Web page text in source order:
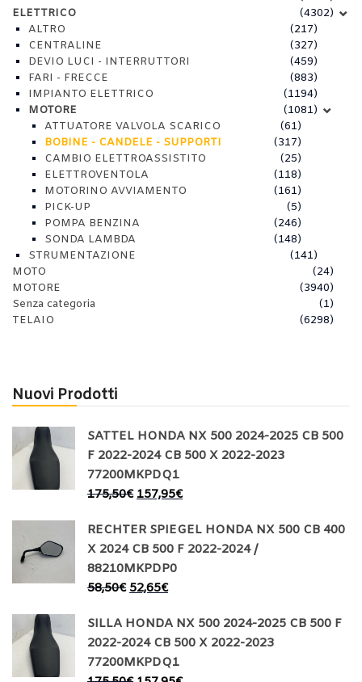
ELETTRICO
(4302)
ALTRO
(217)
CENTRALINE
(327)
DEVIO LUCI - INTERRUTTORI
(459)
FARI - FRECCE
(883)
IMPIANTO ELETTRICO
(1194)
MOTORE
(1081)
ATTUATORE VALVOLA SCARICO
(61)
BOBINE - CANDELE - SUPPORTI
(317)
CAMBIO ELETTROASSISTITO
(25)
ELETTROVENTOLA
(118)
MOTORINO AVVIAMENTO
(161)
PICK-UP
(5)
POMPA BENZINA
(246)
SONDA LAMBDA
(148)
STRUMENTAZIONE
(141)
MOTO
(24)
MOTORE
(3940)
Senza categoria
(1)
TELAIO
(6298)
Nuovi Prodotti
SATTEL HONDA NX 500 2024-2025 CB 500
F 2022-2024 CB 500 X 2022-2023
77200MKPDQ1
175,50€ 157,95€
RECHTER SPIEGEL HONDA NX 500 CB 400
X 2024 CB 500 F 2022-2024 /
88210MKPDP0
58,50€ 52,65€
SILLA HONDA NX 500 2024-2025 CB 500 F
2022-2024 CB 500 X 2022-2023
77200MKPDQ1